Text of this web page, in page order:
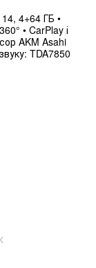
4+64 ГБ •
• CarPlay і
AKM Asahi
TDA7850